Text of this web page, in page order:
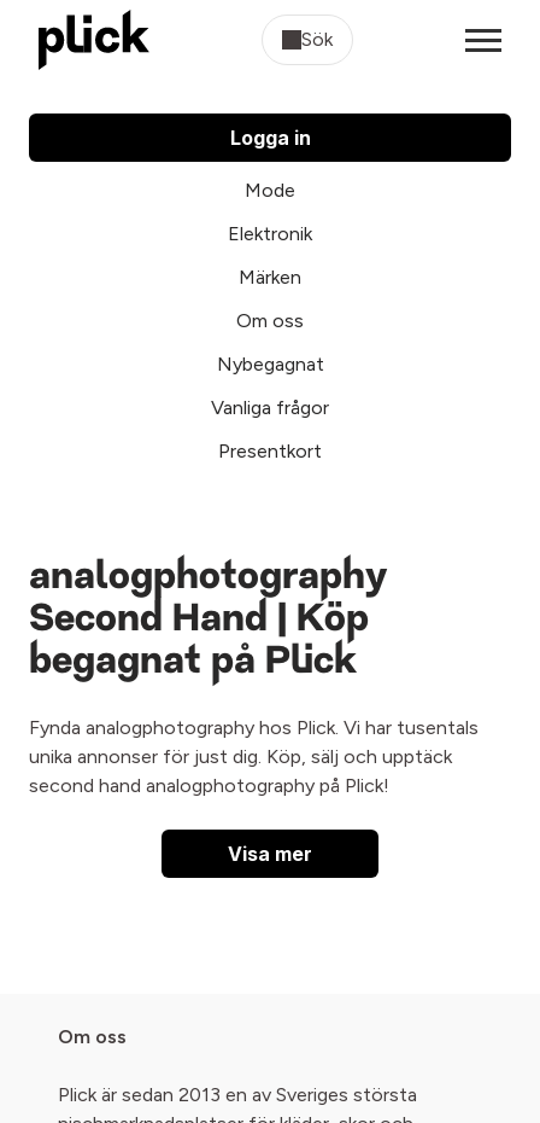
Sök
Logga in
Mode
Elektronik
Märken
Om oss
Nybegagnat
Vanliga frågor
Presentkort
analogphotography
Second Hand | Köp
begagnat på Plick
Fynda analogphotography hos Plick. Vi har tusentals
unika annonser för just dig. Köp, sälj och upptäck
second hand analogphotography på Plick!
Visa mer
Om oss
Plick är sedan 2013 en av Sveriges största